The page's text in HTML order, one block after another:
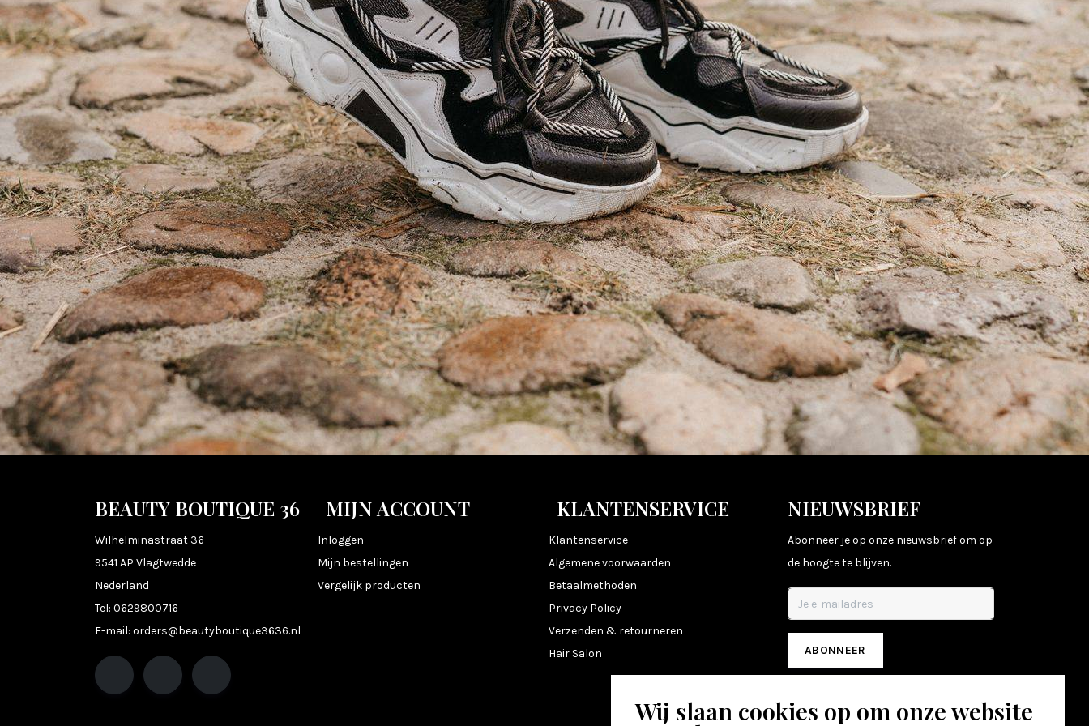
BEAUTY BOUTIQUE 36
Wilhelminastraat 36
9541 AP Vlagtwedde
Nederland
Tel: 0629800716
E-mail: orders@beautyboutique3636.nl
MIJN ACCOUNT
Inloggen
Mijn bestellingen
Vergelijk producten
KLANTENSERVICE
Klantenservice
Algemene voorwaarden
Betaalmethoden
Privacy Policy
Verzenden & retourneren
Hair Salon
NIEUWSBRIEF
Abonneer je op onze nieuwsbrief om op
de hoogte te blijven.
ABONNEER
Wij slaan cookies op om onze website